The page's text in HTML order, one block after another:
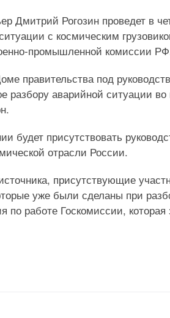
Дмитрий Рогозин проведет в
с космическим
промышленной комиссии
правительства под
разбору аварийной ситуации
будет присутствовать
отрасли России.
присутствующие
уже были сделаны при
по работе Госкомиссии,